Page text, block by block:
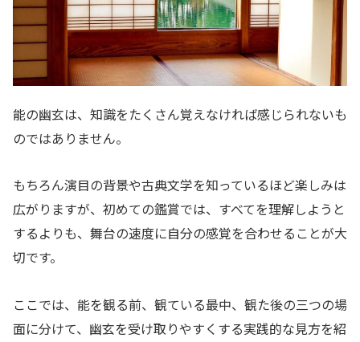
能の幽玄は、知識をたくさん覚えなければ感じられないも
のではありません。
もちろん演目の背景や古典文学を知っているほど楽しみは
広がりますが、初めての鑑賞では、すべてを理解しようと
するよりも、舞台の速度に自分の感覚を合わせることが大
切です。
ここでは、能を観る前、観ている最中、観た後の三つの場
面に分けて、幽玄を受け取りやすくする実践的な見方を紹